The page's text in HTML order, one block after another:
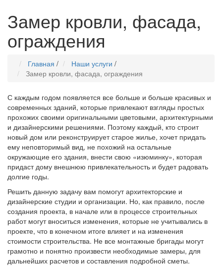
Замер кровли, фасада,
ограждения
Главная / Наши услуги /
Замер кровли, фасада, ограждения
С каждым годом появляется все больше и больше красивых и
современных зданий, которые привлекают взгляды простых
прохожих своими оригинальными цветовыми, архитектурными
и дизайнерскими решениями. Поэтому каждый, кто строит
новый дом или реконструирует старое жилье, хочет придать
ему неповторимый вид, не похожий на остальные
окружающие его здания, внести свою «изюминку», которая
придаст дому внешнюю привлекательность и будет радовать
долгие годы.
Решить данную задачу вам помогут архитекторские и
дизайнерские студии и организации. Но, как правило, после
создания проекта, в начале или в процессе строительных
работ могут вноситься изменения, которые не учитывались в
проекте, что в конечном итоге влияет и на изменения
стоимости строительства. Не все монтажные бригады могут
грамотно и понятно произвести необходимые замеры, для
дальнейших расчетов и составления подробной сметы.